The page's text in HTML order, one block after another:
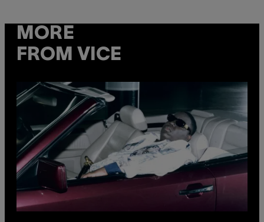
MORE
FROM VICE